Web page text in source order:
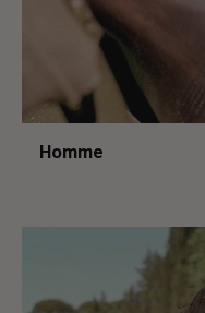
Homme